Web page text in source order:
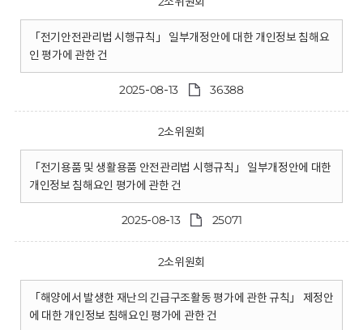
「전기안전관리법 시행규칙」 일부개정안에 대한 개인정보 침해요
인 평가에 관한 건
2025-08-13 36388
2소위원회
「전기용품 및 생활용품 안전관리법 시행규칙」 일부개정안에 대한
개인정보 침해요인 평가에 관한 건
2025-08-13 25071
2소위원회
「해양에서 발생한 재난의 긴급구조활동 평가에 관한 규칙」 제정안
에 대한 개인정보 침해요인 평가에 관한 건